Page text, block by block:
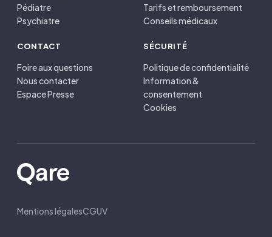
Pédiatre
Psychiatre
Tarifs et remboursement
Conseils médicaux
CONTACT
Foire aux questions
Nous contacter
Espace Presse
SÉCURITÉ
Politique de confidentialité
Information &
consentement
Cookies
Mentions légalesCGUV